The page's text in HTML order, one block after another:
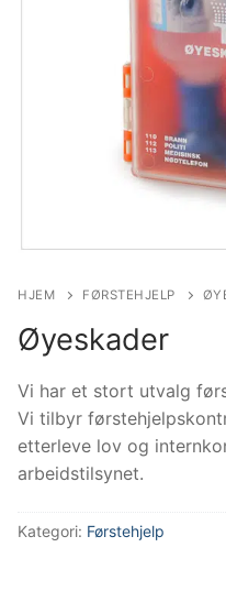
HJEM FØRSTEHJELP
Øyeskader
Vi har et stort utvalg
Vi tilbyr
etterleve lov og
arbeidstilsynet.
Kategori: Førstehjelp